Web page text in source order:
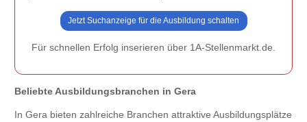
Jetzt Suchanzeige für die Ausbildung schalten
Für schnellen Erfolg inserieren über 1A-Stellenmarkt.de.
Beliebte Ausbildungsbranchen in Gera
In Gera bieten zahlreiche Branchen attraktive Ausbildungsplätze